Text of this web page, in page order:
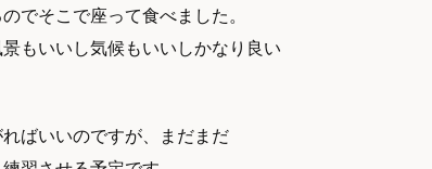
でそこで座って食べました。
もいいし気候もいいしかなり良い
ばいいのですが、まだまだ